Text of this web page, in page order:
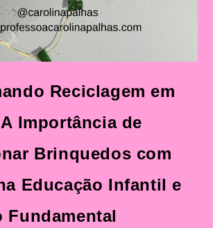
Reciclagem em
Importância de
Brinquedos com
Educação Infantil e
Fundamental